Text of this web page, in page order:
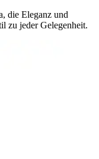
die Eleganz und
zu jeder Gelegenheit.